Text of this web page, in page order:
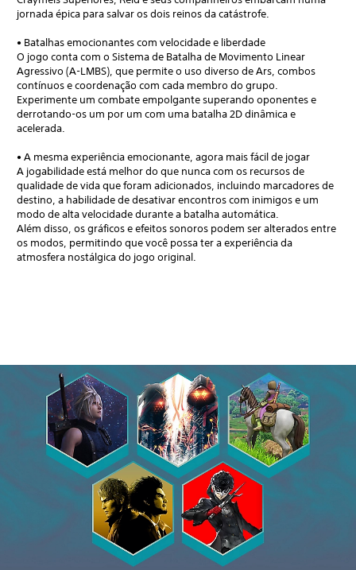
jornada épica para salvar os dois reinos da catástrofe.
• Batalhas emocionantes com velocidade e liberdade
O jogo conta com o Sistema de Batalha de Movimento Linear
Agressivo (A-LMBS), que permite o uso diverso de Ars, combos
contínuos e coordenação com cada membro do grupo.
Experimente um combate empolgante superando oponentes e
derrotando-os um por um com uma batalha 2D dinâmica e
acelerada.
• A mesma experiência emocionante, agora mais fácil de jogar
A jogabilidade está melhor do que nunca com os recursos de
qualidade de vida que foram adicionados, incluindo marcadores de
destino, a habilidade de desativar encontros com inimigos e um
modo de alta velocidade durante a batalha automática.
Além disso, os gráficos e efeitos sonoros podem ser alterados entre
os modos, permitindo que você possa ter a experiência da
atmosfera nostálgica do jogo original.